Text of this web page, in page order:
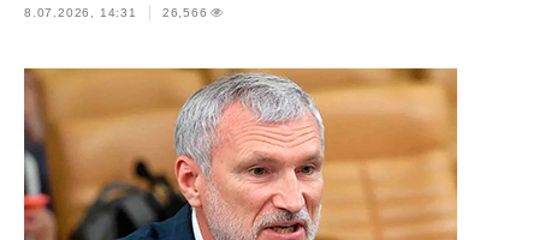
8.07.2026, 14:31 26,566